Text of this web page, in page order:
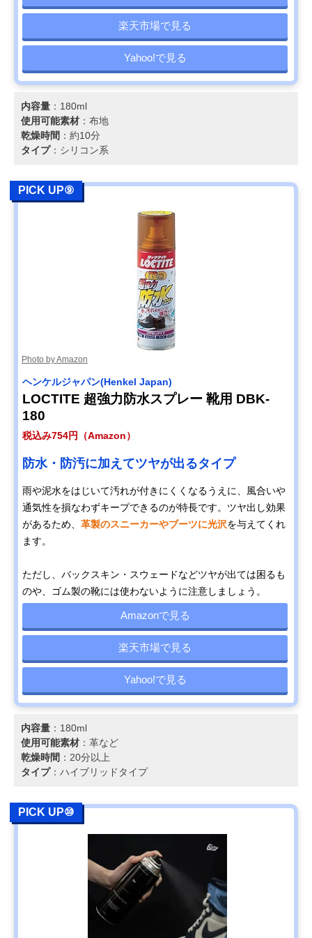
楽天市場で見る
Yahoo!で見る
内容量 ：180ml
使用可能素材 ：布地
乾燥時間 ：約10分
タイプ：シリコン系
PICK UP⑨
Photo by Amazon
ヘンケルジャパン(Henkel Japan)
LOCTITE 超強力防水スプレー 靴用 DBK-
180
税込み754円（Amazon）
防水・防汚に加えてツヤが出るタイプ
雨や泥水をはじいて汚れが付きにくくなるうえに、風合いや
通気性を損なわずキープできるのが特長です。ツヤ出し効果
があるため、 革製のスニーカーやブーツに光沢を与えてくれ
ます。
ただし、バックスキン・スウェードなどツヤが出ては困るも
のや、ゴム製の靴には使わないように注意しましょう。
Amazonで見る
楽天市場で見る
Yahoo!で見る
内容量 ：180ml
使用可能素材 ：革など
乾燥時間 ：20分以上
タイプ：ハイブリッドタイプ
PICK UP⑩